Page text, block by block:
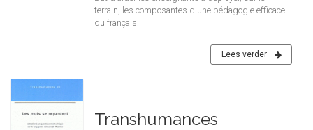
terrain, les composantes d'une pédagogie efficace
du français.
Lees verder
Transhumances